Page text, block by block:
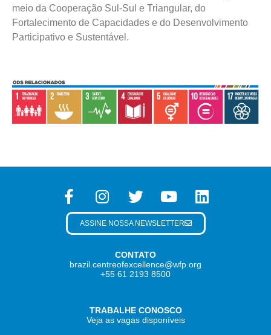
meio da Cooperação Sul-Sul e Triangular, do
Fortalecimento de Capacidades e do Desenvolvimento
Participativo e Sustentável.
CONTATO
brazil.centreofexcellence@wfp.org
+55 61 2193 8500
TRABALHE CONOSCO
Veja as vagas disponíveis
ASSINE NOSSA NEWSLETTER